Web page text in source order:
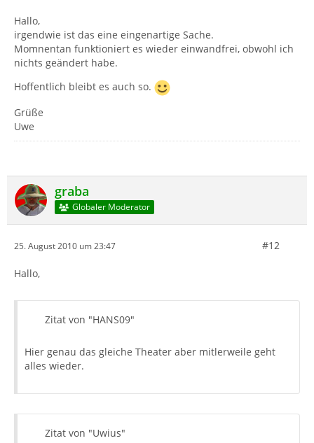
Hallo,
irgendwie ist das eine eingenartige Sache.
Momnentan funktioniert es wieder einwandfrei, obwohl ich
nichts geändert habe.
Hoffentlich bleibt es auch so.
Grüße
Uwe
graba
Globaler Moderator
25. August 2010 um 23:47 #12
Hallo,
Zitat von "HANS09"
Hier genau das gleiche Theater aber mitlerweile geht
alles wieder.
Zitat von "Uwius"